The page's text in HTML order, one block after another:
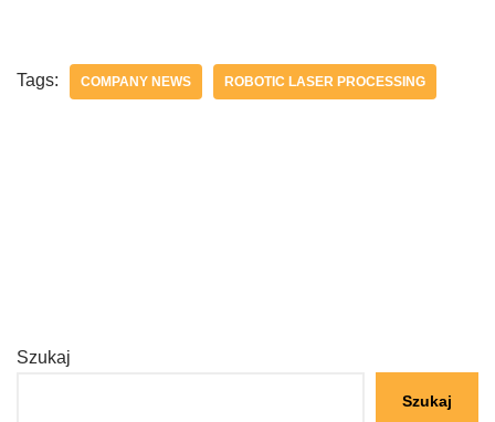
Tags: COMPANY NEWS ROBOTIC LASER PROCESSING
Szukaj
Szukaj